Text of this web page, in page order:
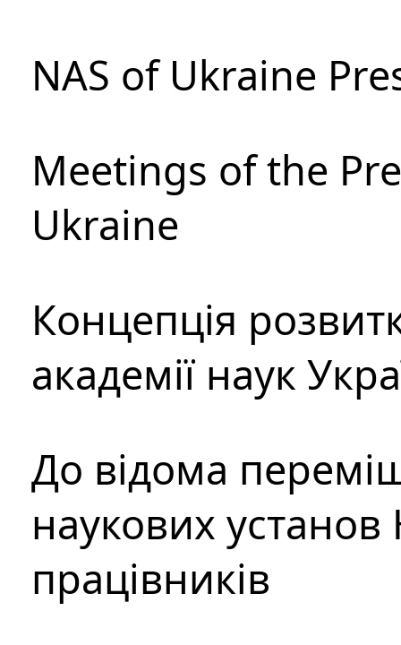
NAS of Ukraine
Meetings of the
Ukraine
Концепція
академії наук
До відома
наукових установ
працівників